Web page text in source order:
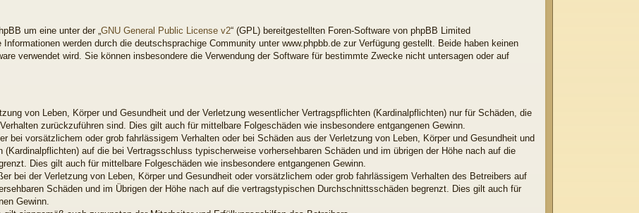
um eine unter der „GNU General Public License v2“ (GPL) bereitgestellten Foren-Software von phpBB Limited
werden durch die deutschsprachige Community unter www.phpbb.de zur Verfügung gestellt. Beide haben keinen
verwendet wird. Sie können insbesondere die Verwendung der Software für bestimmte Zwecke nicht untersagen oder auf
von Leben, Körper und Gesundheit und der Verletzung wesentlicher Vertragspflichten (Kardinalpflichten) nur für Schäden, die
zurückzuführen sind. Dies gilt auch für mittelbare Folgeschäden wie insbesondere entgangenen Gewinn.
bei vorsätzlichem oder grob fahrlässigem Verhalten oder bei Schäden aus der Verletzung von Leben, Körper und Gesundheit und
auf die bei Vertragsschluss typischerweise vorhersehbaren Schäden und im übrigen der Höhe nach auf die
Dies gilt auch für mittelbare Folgeschäden wie insbesondere entgangenen Gewinn.
bei der Verletzung von Leben, Körper und Gesundheit oder vorsätzlichem oder grob fahrlässigem Verhalten des Betreibers auf
Schäden und im Übrigen der Höhe nach auf die vertragstypischen Durchschnittsschäden begrenzt. Dies gilt auch für
Gewinn.